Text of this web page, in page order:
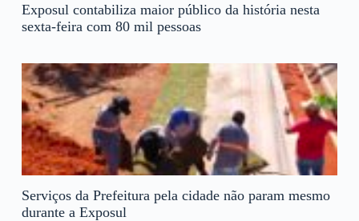
Exposul contabiliza maior público da história nesta
sexta-feira com 80 mil pessoas
Serviços da Prefeitura pela cidade não param mesmo
durante a Exposul